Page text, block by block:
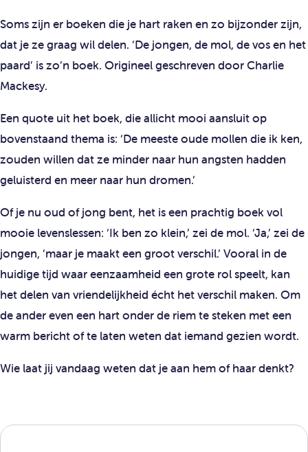
Soms zijn er boeken die je hart raken en zo bijzonder zijn,
dat je ze graag wil delen. ‘De jongen, de mol, de vos en het
paard’ is zo’n boek. Origineel geschreven door Charlie
Mackesy.
Een quote uit het boek, die allicht mooi aansluit op
bovenstaand thema is: ‘De meeste oude mollen die ik ken,
zouden willen dat ze minder naar hun angsten hadden
geluisterd en meer naar hun dromen.’
Of je nu oud of jong bent, het is een prachtig boek vol
mooie levenslessen: ‘Ik ben zo klein,’ zei de mol. ‘Ja,’ zei de
jongen, ‘maar je maakt een groot verschil.’ Vooral in de
huidige tijd waar eenzaamheid een grote rol speelt, kan
het delen van vriendelijkheid écht het verschil maken. Om
de ander even een hart onder de riem te steken met een
warm bericht of te laten weten dat iemand gezien wordt.
Wie laat jij vandaag weten dat je aan hem of haar denkt?